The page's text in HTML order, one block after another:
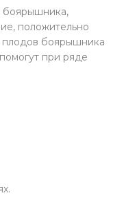
боярышника,
положительно
плодов боярышника
при ряде